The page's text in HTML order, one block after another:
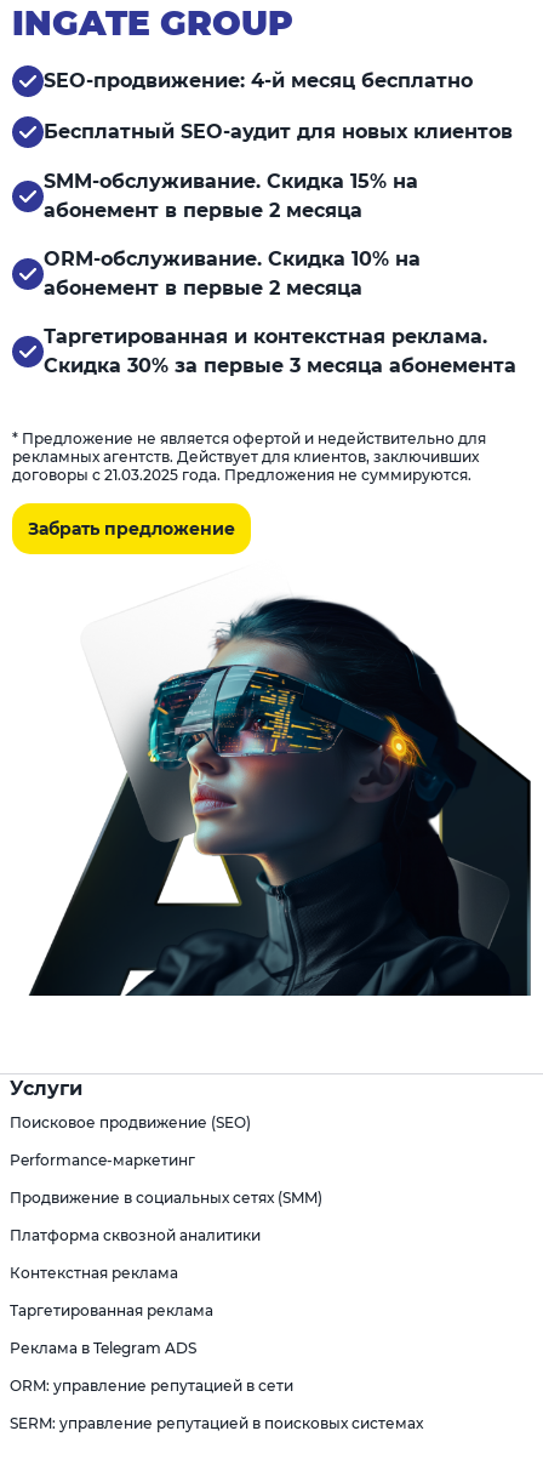
INGATE GROUP
SEO-продвижение: 4-й месяц бесплатно
Бесплатный SEO-аудит для новых клиентов
SMM-обслуживание. Скидка 15% на
абонемент в первые 2 месяца
ORM-обслуживание. Скидка 10% на
абонемент в первые 2 месяца
Таргетированная и контекстная реклама.
Скидка 30% за первые 3 месяца абонемента
* Предложение не является офертой и недействительно для
рекламных агентств. Действует для клиентов, заключивших
договоры с 21.03.2025 года. Предложения не суммируются.
Забрать предложение
Услуги
Поисковое продвижение (SEO)
Performance-маркетинг
Продвижение в социальных сетях (SMM)
Платформа сквозной аналитики
Контекстная реклама
Таргетированная реклама
Реклама в Telegram ADS
ORM: управление репутацией в сети
SERM: управление репутацией в поисковых системах